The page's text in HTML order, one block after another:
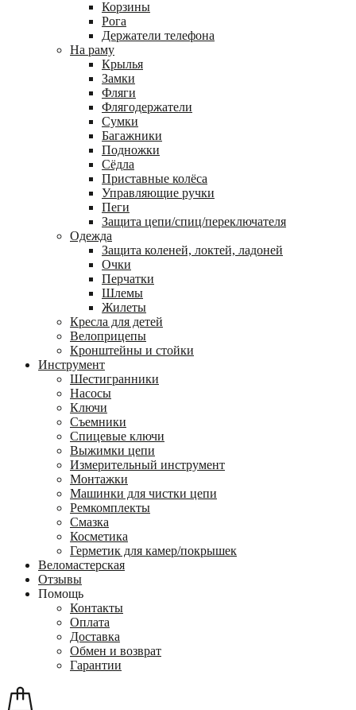
Корзины
Рога
Держатели телефона
На раму
Крылья
Замки
Фляги
Флягодержатели
Сумки
Багажники
Подножки
Сёдла
Приставные колёса
Управляющие ручки
Пеги
Защита цепи/спиц/переключателя
Одежда
Защита коленей, локтей, ладоней
Очки
Перчатки
Шлемы
Жилеты
Кресла для детей
Велоприцепы
Кронштейны и стойки
Инструмент
Шестигранники
Насосы
Ключи
Съемники
Спицевые ключи
Выжимки цепи
Измерительный инструмент
Монтажки
Машинки для чистки цепи
Ремкомплекты
Смазка
Косметика
Герметик для камер/покрышек
Веломастерская
Отзывы
Помощь
Контакты
Оплата
Доставка
Обмен и возврат
Гарантии